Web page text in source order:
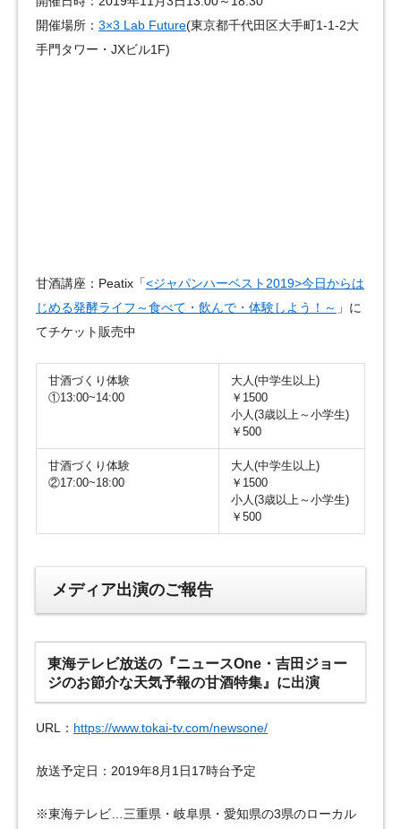
開催場所： 3×3 Lab Future(東京都千代田区大手町1-1-2大
手門タワー・JXビル1F)
甘酒講座：Peatix「<ジャパンハーベスト2019>今日からは
じめる発酵ライフ～食べて・飲んで・体験しよう！～ 」に
てチケット販売中
甘酒づくり体験
①13:00~14:00
大人(中学生以上)
￥1500
小人(3歳以上～小学生)
￥500
甘酒づくり体験
②17:00~18:00
大人(中学生以上)
￥1500
小人(3歳以上～小学生)
￥500
メディア出演のご報告
東海テレビ放送の『ニュースOne・吉田ジョー
ジのお節介な天気予報の甘酒特集』に出演
URL： https://www.tokai-tv.com/newsone/
放送予定日：2019年8月1日17時台予定
※東海テレビ…三重県・岐阜県・愛知県の3県のローカル